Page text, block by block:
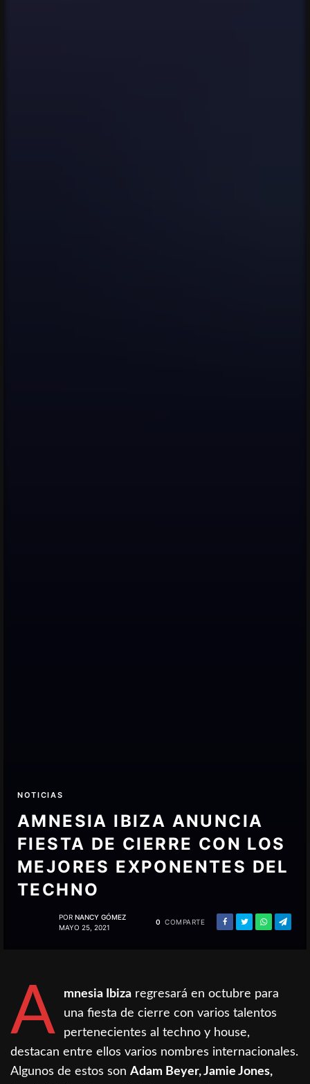
NOTICIAS
AMNESIA IBIZA ANUNCIA
FIESTA DE CIERRE CON LOS
MEJORES EXPONENTES DEL
TECHNO
POR NANCY GÓMEZ
MAYO 25, 2021
0 COMPARTE
A mnesia Ibizaregresará en octubre para
una fiesta de cierre con varios talentos
pertenecientes al techno y house,
destacan entre ellos varios nombres internacionales.
Algunos de estos sonAdam Beyer, Jamie Jones,